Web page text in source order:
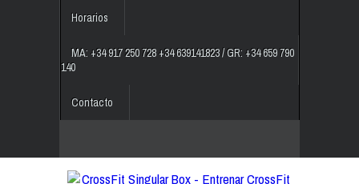
Horarios
MA: +34 917 250 728 +34 639141823 / GR: +34 659 790
140
Contacto